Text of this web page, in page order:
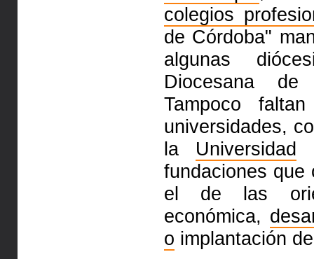
colegios
de Córdoba"
algunas
Diocesana
Tampoco
universidades,
la Universidad
fundaciones
el de las
económica,
o implantación